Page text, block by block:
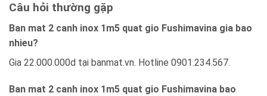
Câu hỏi thường gặp
Ban mat 2 canh inox 1m5 quat gio Fushimavina gia bao
nhieu?
Gia 22.000.000d tại banmat.vn. Hotline 0901.234.567.
Ban mat 2 canh inox 1m5 quat gio Fushimavina bao